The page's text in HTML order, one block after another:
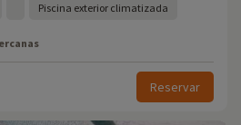
Piscina exterior climatizada
Reservar